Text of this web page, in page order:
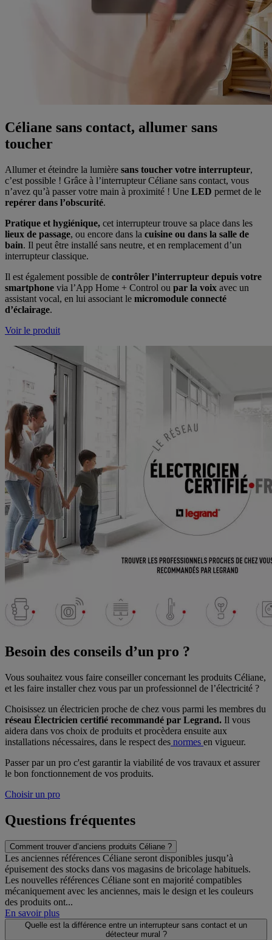
Céliane sans contact, allumer sans
toucher
Allumer et éteindre la lumière sans toucher votre interrupteur,
c’est possible ! Grâce à l’interrupteur Céliane sans contact, vous
n’avez qu’à passer votre main à proximité ! Une LED permet de le
repérer dans l’obscurité.
Pratique et hygiénique, cet interrupteur trouve sa place dans les
lieux de passage, ou encore dans la cuisine ou dans la salle de
bain. Il peut être installé sans neutre, et en remplacement d’un
interrupteur classique.
Il est également possible de contrôler l’interrupteur depuis votre
smartphone via l’App Home + Control ou par la voix avec un
assistant vocal, en lui associant le micromodule connecté
d’éclairage.
Voir le produit
Besoin des conseils d’un pro ?
Vous souhaitez vous faire conseiller concernant les produits Céliane,
et les faire installer chez vous par un professionnel de l’électricité ?
Choisissez un électricien proche de chez vous parmi les membres du
réseau Électricien certifié recommandé par Legrand. Il vous
aidera dans vos choix de produits et procèdera ensuite aux
installations nécessaires, dans le respect des normes en vigueur.
Passer par un pro c'est garantir la viabilité de vos travaux et assurer
le bon fonctionnement de vos produits.
Choisir un pro
Questions fréquentes
Comment trouver d’anciens produits Céliane ?
Les anciennes références Céliane seront disponibles jusqu’à
épuisement des stocks dans vos magasins de bricolage habituels.
Les nouvelles références Céliane sont en majorité compatibles
mécaniquement avec les anciennes, mais le design et les couleurs
des produits ont...
En savoir plus
Quelle est la différence entre un interrupteur sans contact et un
détecteur mural ?